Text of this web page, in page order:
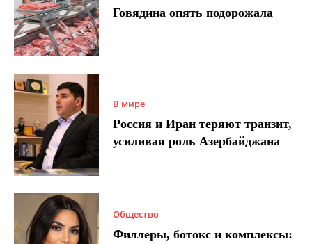
Говядина опять подорожала
В мире
Россия и Иран теряют транзит,
усиливая роль Азербайджана
Общество
Филлеры, ботокс и комплексы: